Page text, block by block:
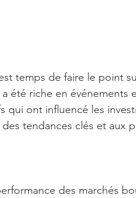
temps de faire le point
été riche en événements
qui ont influencé les
tendances clés et aux
des marchés